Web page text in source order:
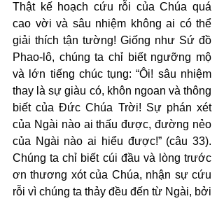
Thật kế hoạch cứu rỗi của Chúa quá
cao vời và sâu nhiệm không ai có thể
giải thích tận tường! Giống như Sứ đồ
Phao-lô, chúng ta chỉ biết ngưỡng mộ
và lớn tiếng chúc tụng: “Ôi! sâu nhiệm
thay là sự giàu có, khôn ngoan và thông
biết của Đức Chúa Trời! Sự phán xét
của Ngài nào ai thấu được, đường nẻo
của Ngài nào ai hiểu được!” (câu 33).
Chúng ta chỉ biết cúi đầu và lòng trước
ơn thương xót của Chúa, nhận sự cứu
rỗi vì chúng ta thảy đều đến từ Ngài, bởi